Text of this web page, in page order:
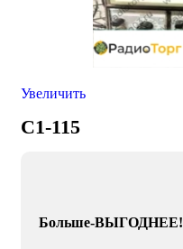
Увеличить
C1-115
Больше-ВЫГОДНЕЕ!